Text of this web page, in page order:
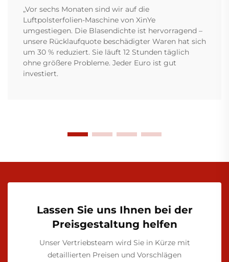
„Vor sechs Monaten sind wir auf die
Luftpolsterfolien-Maschine von XinYe
umgestiegen. Die Blasendichte ist hervorragend –
unsere Rücklaufquote beschädigter Waren hat sich
um 30 % reduziert. Sie läuft 12 Stunden täglich
ohne größere Probleme. Jeder Euro ist gut
investiert.
Lassen Sie uns Ihnen bei der
Preisgestaltung helfen
Unser Vertriebsteam wird Sie in Kürze mit
detaillierten Preisen und Vorschlägen